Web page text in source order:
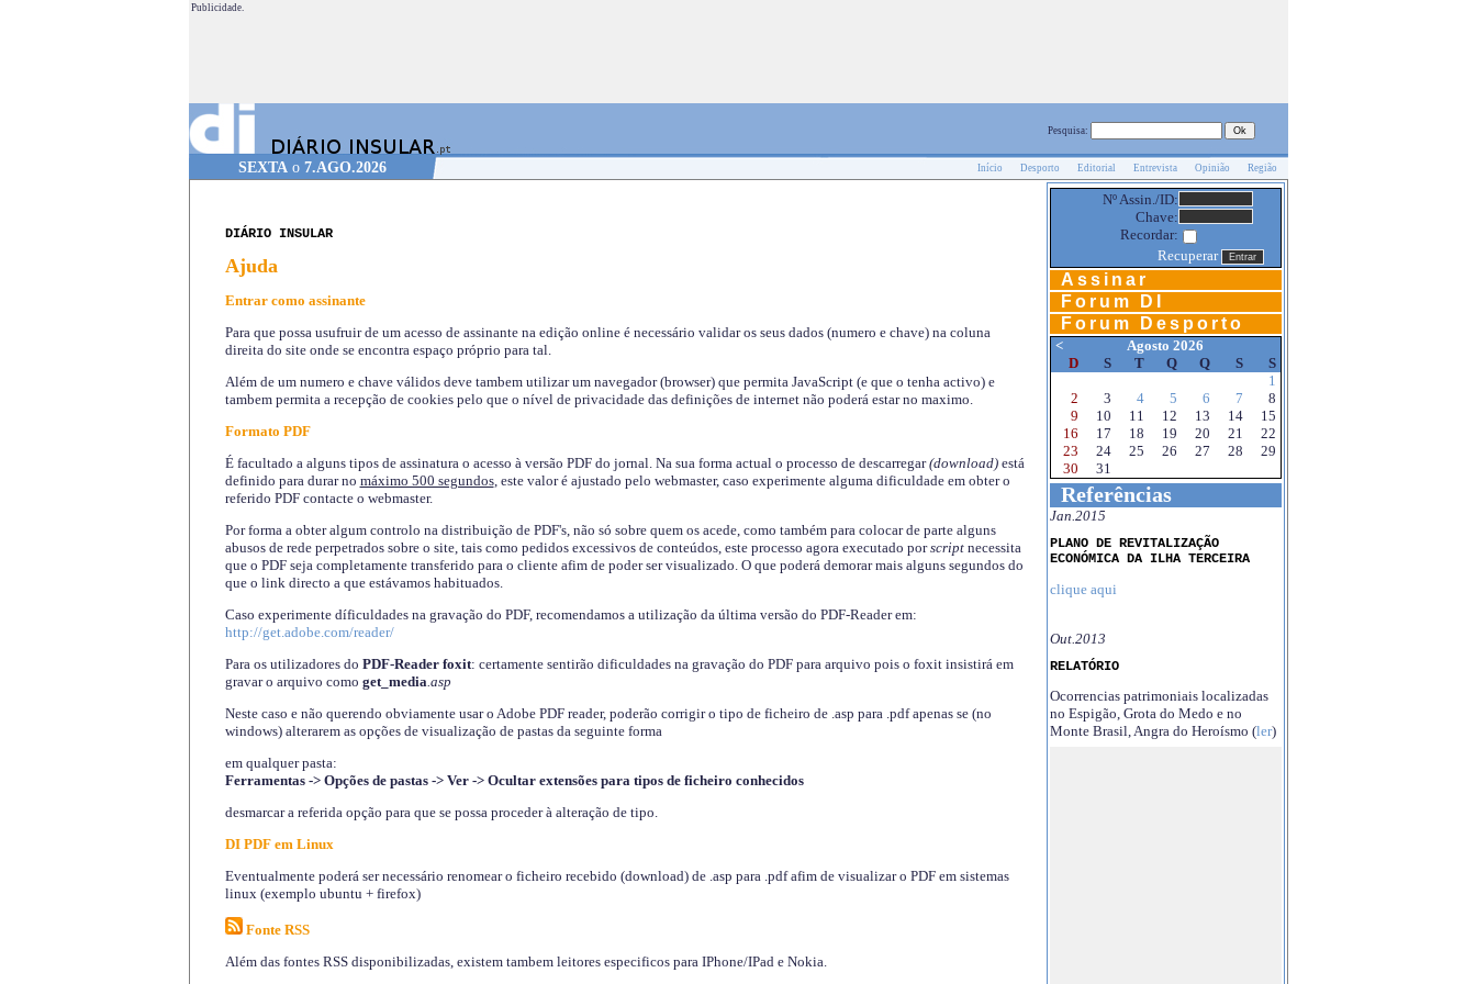
Publicidade.
Pesquisa:
SEXTAo 7.AGO.2026 Início Desporto Editorial Entrevista Opinião Região
DIÁRIO INSULAR
Ajuda
Entrar como assinante
Para que possa usufruir de um acesso de assinante na edição online é necessário validar os seus dados (numero e chave) na coluna
direita do site onde se encontra espaço próprio para tal.
Além de um numero e chave válidos deve tambem utilizar um navegador (browser) que permita JavaScript (e que o tenha activo) e
tambem permita a recepção de cookies pelo que o nível de privacidade das definições de internet não poderá estar no maximo.
Formato PDF
É facultado a alguns tipos de assinatura o acesso à versão PDF do jornal. Na sua forma actual o processo de descarregar(download)está
definido para durar no máximo 500 segundos, este valor é ajustado pelo webmaster, caso experimente alguma dificuldade em obter o
referido PDF contacte o webmaster.
Por forma a obter algum controlo na distribuição de PDF's, não só sobre quem os acede, como também para colocar de parte alguns
abusos de rede perpetrados sobre o site, tais como pedidos excessivos de conteúdos, este processo agora executado porscriptnecessita
que o PDF seja completamente transferido para o cliente afim de poder ser visualizado. O que poderá demorar mais alguns segundos do
que o link directo a que estávamos habituados.
Caso experimente díficuldades na gravação do PDF, recomendamos a utilização da última versão do PDF-Reader em:
http://get.adobe.com/reader/
Para os utilizadores do PDF-Reader foxit: certamente sentirão dificuldades na gravação do PDF para arquivo pois o foxit insistirá em
gravar o arquivo como get_media.asp
Neste caso e não querendo obviamente usar o Adobe PDF reader, poderão corrigir o tipo de ficheiro de .asp para .pdf apenas se (no
windows) alterarem as opções de visualização de pastas da seguinte forma
em qualquer pasta:
Ferramentas -> Opções de pastas -> Ver -> Ocultar extensões para tipos de ficheiro conhecidos
desmarcar a referida opção para que se possa proceder à alteração de tipo.
DI PDF em Linux
Eventualmente poderá ser necessário renomear o ficheiro recebido (download) de .asp para .pdf afim de visualizar o PDF em sistemas
linux (exemplo ubuntu + firefox)
Fonte RSS
Além das fontes RSS disponibilizadas, existem tambem leitores especificos para IPhone/IPad e Nokia.
Nº Assin./ID:
Chave:
Recordar:
Recuperar
Assinar
Forum DI
Forum Desporto
<
Agosto 2026
D
S T Q Q S
S
1
2
3 4 5 6 7
8
9
10 11 12 13 14
15
16
17 18 19 20 21
22
23
24 25 26 27 28
29
30
31
Referências
Jan.2015
PLANO DE REVITALIZAÇÃO
ECONÓMICA DA ILHA TERCEIRA
clique aqui
Out.2013
RELATÓRIO
Ocorrencias patrimoniais localizadas
no Espigão, Grota do Medo e no
Monte Brasil, Angra do Heroísmo (ler)